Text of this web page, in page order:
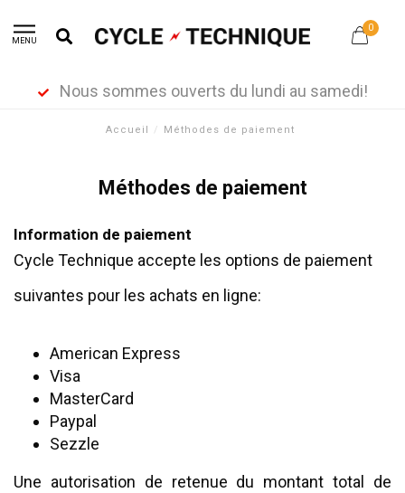
MENU
0
Nous sommes ouverts du lundi au samedi!
Accueil / Méthodes de paiement
Méthodes de paiement
Information de paiement
Cycle Technique accepte les options de paiement
suivantes pour les achats en ligne:
American Express
Visa
MasterCard
Paypal
Sezzle
Une autorisation de retenue du montant total de